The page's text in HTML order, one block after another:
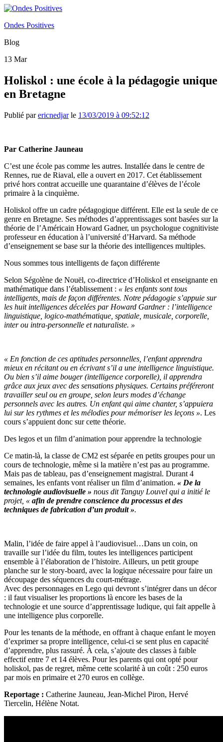
Ondes Positives
Blog
13 Mar
Holiskol : une école à la pédagogie unique
en Bretagne
Publié parericnedjarle 13/03/2019 à 09:52:12
Par Catherine Jauneau
C’est une école pas comme les autres. Installée dans le centre de
Rennes, rue de Riaval, elle a ouvert en 2017. Cet établissement
privé hors contrat accueille une quarantaine d’élèves de l’école
primaire à la cinquième.
Holiskol offre un cadre pédagogique différent. Elle est la seule de ce
genre en Bretagne. Ses méthodes d’apprentissages sont basées sur la
théorie de l’Américain Howard Gadner, un psychologue cognitiviste
professeur en éducation à l’université d’Harvard. Sa méthode
d’enseignement se base sur la théorie des intelligences multiples.
Nous sommes tous intelligents de façon différente
Selon Ségolène de Nouël, co-directrice d’Holiskol et enseignante en
mathématique dans l’établissement : « les enfants sont tous
intelligents, mais de façon différentes. Notre pédagogie s’appuie sur
les huit intelligences décelées par Howard Gardner : l’intelligence
linguistique, logico-mathématique, spatiale, musicale, corporelle,
inter ou intra-personnelle et naturaliste. »
« En fonction de ces aptitudes personnelles, l’enfant apprendra
mieux en récitant ou en écrivant s’il a une intelligence linguistique.
Ou bien s’il aime bouger (intelligence corporelle), il apprendra
grâce aux jeux avec des sensations physiques. Certains préféreront
travailler seul ou en groupe, selon leurs modes d’échange
personnels avec les autres. Un enfant qui aime chanter, s’appuiera
lui sur les rythmes et les mélodies pour mémoriser les leçons ». Les
cours s’appuient donc sur cette théorie.
Des legos et un film d’animation pour apprendre la technologie
Ce matin-là, la classe de CM2 est séparée en petits groupes pour un
cours de technologie, même si la matière n’est pas au programme.
Mais pas de tableau, pas d’enseignement magistral. Durant 4
semaines, les enfants vont réaliser un film d’animation. « De la
technologie audiovisuelle » nous dit Tanguy Louvel qui a initié le
projet, « afin de prendre conscience du processus et des
techniques de fabrication d’un produit ».
Malin, l’idée de faire appel à l’audiovisuel…Dans un coin, on
travaille sur l’idée du film, toutes les intelligences participent
ensemble à l’élaboration de l’histoire. Ailleurs, un petit groupe
planche sur le story-board, avec la logique nécessaire pour faire un
découpage des séquences du court-métrage.
Avec des personnages en Lego qui devront s’intégrer dans un décor
: il faut visualiser les proportions là encore les bases de la
technologie et une source d’apprentissage ludique, qui fait appelle à
une intelligence plus corporelle.
Pour les tenants de la méthode, en offrant à chaque enfant le moyen
d’exprimer sa propre intelligence, celui-ci se sent plus en capacité
d’apprendre, plus rassuré. À cela, s’ajoute des classes à faible
effectif entre 7 et 14 élèves. Pour les parents qui ont opté pour
holiskol, pas de regret, même cette scolarité à un coût : 250 euros
par mois en primaire et 270 euros en collège.
Reportage : Catherine Jauneau, Jean-Michel Piron, Hervé
Tiercelin, Hélène Notat.